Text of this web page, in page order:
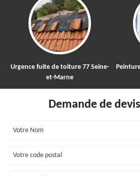
Urgence fuite de toiture 77 Seine-
et-Marne
Demande de